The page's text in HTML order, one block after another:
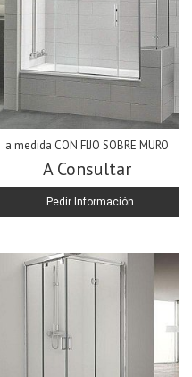
a medida CON FIJO SOBRE MURO
A Consultar
Pedir Información